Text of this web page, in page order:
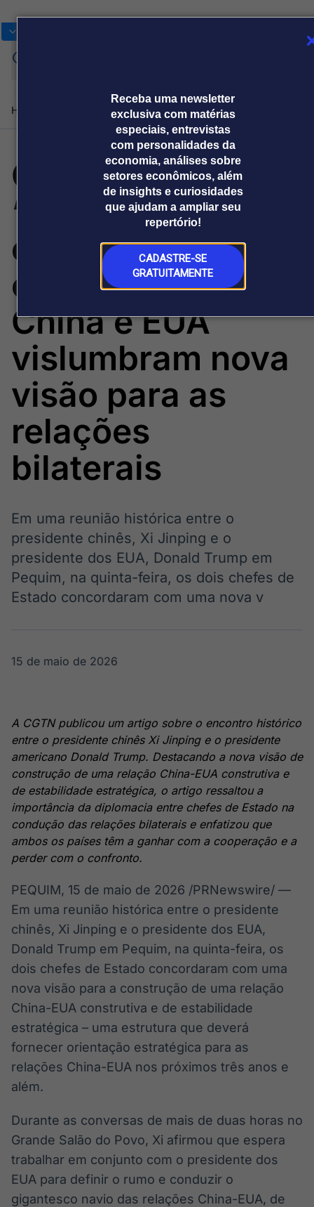
Receba uma newsletter
exclusiva com matérias
especiais, entrevistas
com personalidades da
economia, análises sobre
setores econômicos, além
de insights e curiosidades
que ajudam a ampliar seu
repertório!
CADASTRE-SE
GRATUITAMENTE
Home Produtos e soluçõesNotíciasBlog WeekendInstitucional
Plataformas
Broadcast
Broadcast+
O mercado
financeiro em
tempo real
Tudo sobre o
agronegócio
Broadcast
Político
Os bastidores da
política em
Broadcast
O setor de
energia elétrica
personalizados
Broadcast
OTC
Plataforma para
negociação de
APIs para
integração de
dados
Broadcast
Wallboard
Conteúdos e
dados para
displays e telas
Broadcast
Curadoria
Curadoria de
conteúdos
noticiosos
Soluções de
Tecnologia
Monitoramento
notícias e
conteúdos
A melhor
analisar fundos
de investimento
no Brasil
Em breve
BroadFast
Em breve
Gestão de
Tokenização
Crédito
Em breve
Releases Broadcast
Prêmio Broadcast
Prêmio Broadcast
Empresas
Releases
CGTN:
“Estabilidade
estratégica
construtiva”:
China e EUA
vislumbram nova
visão para as
relações
bilaterais
Em uma reunião histórica entre o
presidente chinês, Xi Jinping e o
presidente dos EUA, Donald Trump em
Pequim, na quinta-feira, os dois chefes de
Estado concordaram com uma nova v
15 de maio de 2026
A CGTN publicou um artigo sobre o encontro histórico
entre o presidente chinês Xi Jinping e o presidente
americano Donald Trump. Destacando a nova visão de
construção de uma relação China-EUA construtiva e
de estabilidade estratégica, o artigo ressaltou a
importância da diplomacia entre chefes de Estado na
condução das relações bilaterais e enfatizou que
ambos os países têm a ganhar com a cooperação e a
perder com o confronto.
PEQUIM, 15 de maio de 2026 /PRNewswire/ —
Em uma reunião histórica entre o presidente
chinês, Xi Jinping e o presidente dos EUA,
Donald Trump em Pequim, na quinta-feira, os
dois chefes de Estado concordaram com uma
nova visão para a construção de uma relação
China-EUA construtiva e de estabilidade
estratégica – uma estrutura que deverá
fornecer orientação estratégica para as
relações China-EUA nos próximos três anos e
além.
Durante as conversas de mais de duas horas no
Grande Salão do Povo, Xi afirmou que espera
trabalhar em conjunto com o presidente dos
EUA para definir o rumo e conduzir o
gigantesco navio das relações China-EUA, de